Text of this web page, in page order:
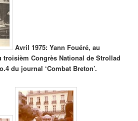
Avril 1975: Yann Fouéré, au
troisièm Congrès National de Strollad
du journal ‘Combat Breton’.